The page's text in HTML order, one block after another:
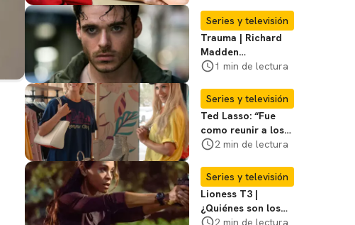
Te explicamos
Series y televisión
Trauma | Richard
Madden
protagonizará serie
1 min de lectura
Series y televisión
Ted Lasso: “Fue
como reunir a los
Vengadores”, dice
regreso para la 4ª
temporada
2 min de lectura
Series y televisión
Lioness T3 |
¿Quiénes son los
hombres que
2 min de lectura